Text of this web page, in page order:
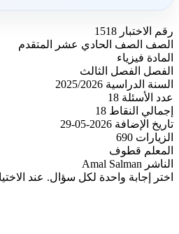
رقم الاختبار 1518
الصف الصف الحادي عشر المتقدم
المادة فيزياء
الفصل الفصل الثالث
السنة الدراسية 2025/2026
عدد الأسئلة 18
إجمالي النقاط 18
تاريخ الإضافة 2026-05-29
الزيارات 690
المعلم قطوف
الناشر Amal Salman
اختر إجابة واحدة لكل سؤال. عند